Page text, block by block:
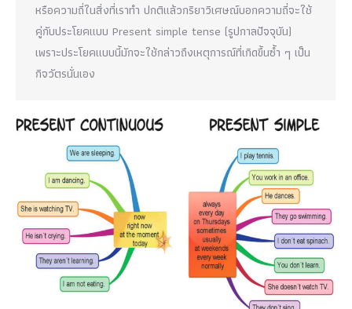
หรือความถี่ในสิ่งที่เราทำ ปกติแล้วกริยาวิเศษณ์บอกความถี่จะใช้
คู่กับประโยคแบบ Present simple tense (รูปกาลปัจจุบัน)
เพราะประโยคแบบนี้มักจะใช้กล่าวถึงเหตุการณ์ที่เกิดขึ้นซ้ำ ๆ เป็น
กิจวัตรนั่นเอง